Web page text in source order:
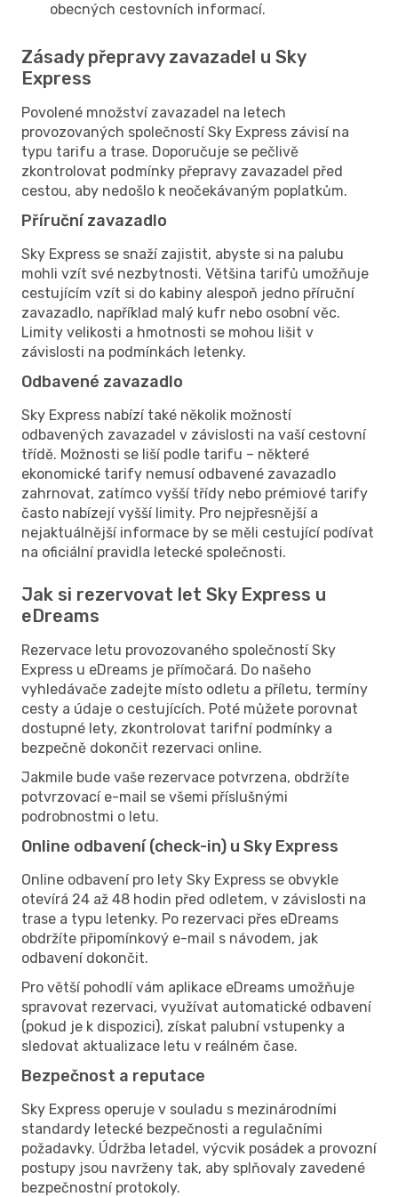
obecných cestovních informací.
Zásady přepravy zavazadel u Sky
Express
Povolené množství zavazadel na letech
provozovaných společností Sky Express závisí na
typu tarifu a trase. Doporučuje se pečlivě
zkontrolovat podmínky přepravy zavazadel před
cestou, aby nedošlo k neočekávaným poplatkům.
Příruční zavazadlo
Sky Express se snaží zajistit, abyste si na palubu
mohli vzít své nezbytnosti. Většina tarifů umožňuje
cestujícím vzít si do kabiny alespoň jedno příruční
zavazadlo, například malý kufr nebo osobní věc.
Limity velikosti a hmotnosti se mohou lišit v
závislosti na podmínkách letenky.
Odbavené zavazadlo
Sky Express nabízí také několik možností
odbavených zavazadel v závislosti na vaší cestovní
třídě. Možnosti se liší podle tarifu – některé
ekonomické tarify nemusí odbavené zavazadlo
zahrnovat, zatímco vyšší třídy nebo prémiové tarify
často nabízejí vyšší limity. Pro nejpřesnější a
nejaktuálnější informace by se měli cestující podívat
na oficiální pravidla letecké společnosti.
Jak si rezervovat let Sky Express u
eDreams
Rezervace letu provozovaného společností Sky
Express u eDreams je přímočará. Do našeho
vyhledávače zadejte místo odletu a příletu, termíny
cesty a údaje o cestujících. Poté můžete porovnat
dostupné lety, zkontrolovat tarifní podmínky a
bezpečně dokončit rezervaci online.
Jakmile bude vaše rezervace potvrzena, obdržíte
potvrzovací e-mail se všemi příslušnými
podrobnostmi o letu.
Online odbavení (check-in) u Sky Express
Online odbavení pro lety Sky Express se obvykle
otevírá 24 až 48 hodin před odletem, v závislosti na
trase a typu letenky. Po rezervaci přes eDreams
obdržíte připomínkový e-mail s návodem, jak
odbavení dokončit.
Pro větší pohodlí vám aplikace eDreams umožňuje
spravovat rezervaci, využívat automatické odbavení
(pokud je k dispozici), získat palubní vstupenky a
sledovat aktualizace letu v reálném čase.
Bezpečnost a reputace
Sky Express operuje v souladu s mezinárodními
standardy letecké bezpečnosti a regulačními
požadavky. Údržba letadel, výcvik posádek a provozní
postupy jsou navrženy tak, aby splňovaly zavedené
bezpečnostní protokoly.